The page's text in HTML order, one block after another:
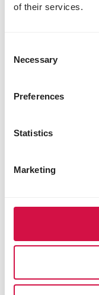
of their services.
Selection
Necessary
Preferences
Statistics
Marketing
Adult Mini
Huhn & Reis –